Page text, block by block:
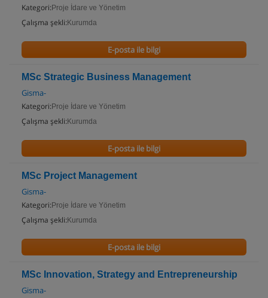
Kategori: Proje İdare ve Yönetim
Çalışma şekli: Kurumda
E-posta ile bilgi
MSc Strategic Business Management
Gisma-
Kategori: Proje İdare ve Yönetim
Çalışma şekli: Kurumda
E-posta ile bilgi
MSc Project Management
Gisma-
Kategori: Proje İdare ve Yönetim
Çalışma şekli: Kurumda
E-posta ile bilgi
MSc Innovation, Strategy and Entrepreneurship
Gisma-